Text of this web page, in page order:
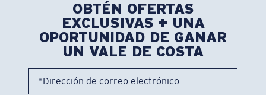
OBTÉN OFERTAS
EXCLUSIVAS + UNA
OPORTUNIDAD DE GANAR
UN VALE DE COSTA
*Dirección de correo electrónico